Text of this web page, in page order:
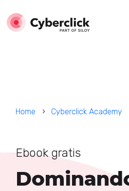
Home Cyberclick Academy
Ebook gratis